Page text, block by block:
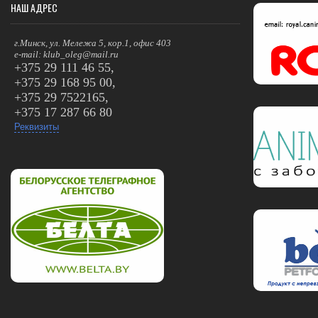
НАШ АДРЕС
г.Минск, ул. Мележа 5, кор.1, офис 403
e-mail: klub_oleg@mail.ru
+375 29 111 46 55,
+375 29 168 95 00,
+375 29 7522165,
+375 17 287 66 80
Реквизиты